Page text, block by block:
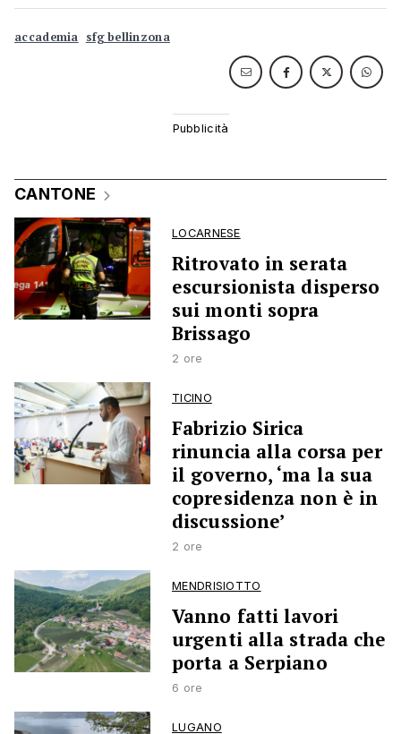
accademia sfg bellinzona
CANTONE
LOCARNESE
Ritrovato in serata
escursionista disperso
sui monti sopra
Brissago
2 ore
TICINO
Fabrizio Sirica
rinuncia alla corsa per
il governo, ‘ma la sua
copresidenza non è in
discussione’
2 ore
MENDRISIOTTO
Vanno fatti lavori
urgenti alla strada che
porta a Serpiano
6 ore
LUGANO